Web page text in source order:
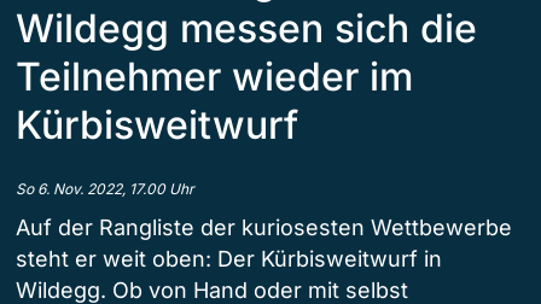
Wildegg messen sich die
Teilnehmer wieder im
Kürbisweitwurf
So 6. Nov. 2022, 17.00 Uhr
Auf der Rangliste der kuriosesten Wettbewerbe
steht er weit oben: Der Kürbisweitwurf in
Wildegg. Ob von Hand oder mit selbst